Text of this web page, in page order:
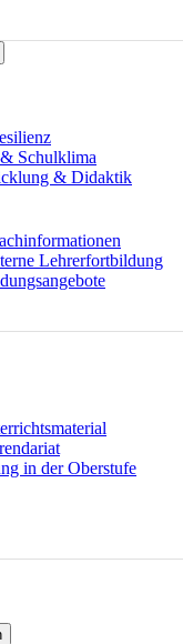
Schulklima
& Didaktik
Lehrerfortbildung
in der Oberstufe